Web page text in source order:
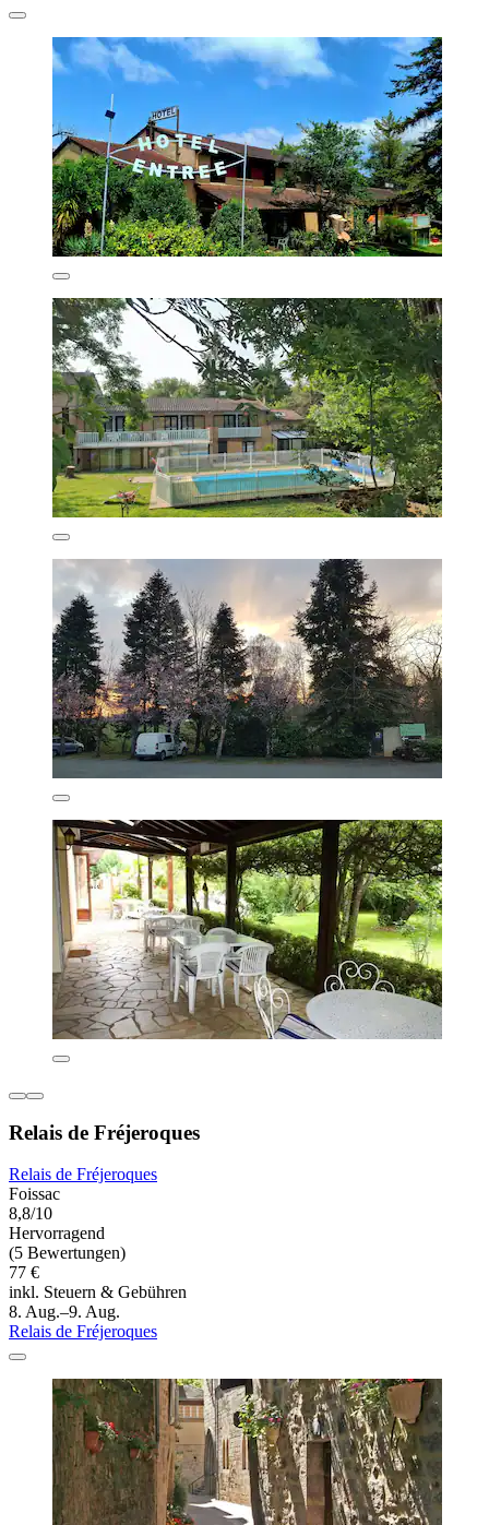
Relais de Fréjeroques
Relais de Fréjeroques
Foissac
8,8/10
Hervorragend
(5 Bewertungen)
77 €
inkl. Steuern & Gebühren
8. Aug.–9. Aug.
Relais de Fréjeroques